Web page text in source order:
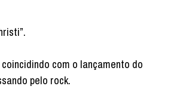
com o lançamento do
pelo rock.